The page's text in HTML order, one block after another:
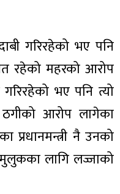
गरिरहेको भए पनि
रहेको महरको आरोप
भए पनि त्यो
आरोप लागेका
प्रधानमन्त्री नै उनको
लागि लज्जाको